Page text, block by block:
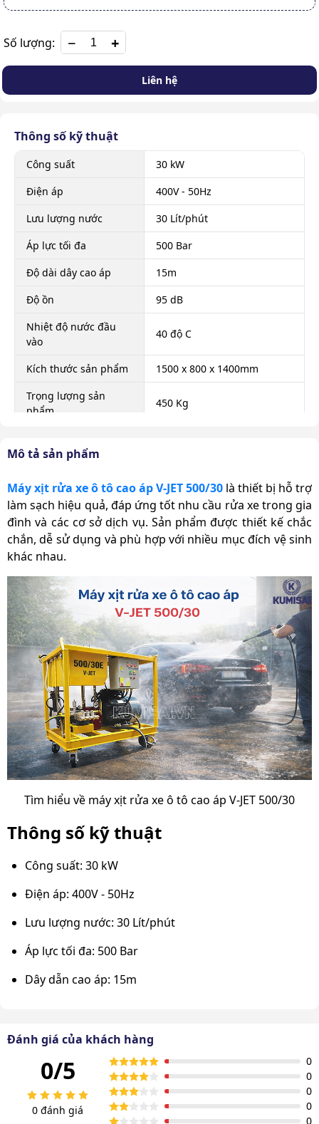
Số lượng: +
Liên hệ
Mô tả sản phẩm
Máy xịt rửa xe ô tô cao áp V-JET 500/30 là thiết bị hỗ trợ
làm sạch hiệu quả, đáp ứng tốt nhu cầu rửa xe trong gia
đình và các cơ sở dịch vụ. Sản phẩm được thiết kế chắc
chắn, dễ sử dụng và phù hợp với nhiều mục đích vệ sinh
khác nhau.
Tìm hiểu về máy xịt rửa xe ô tô cao áp V-JET 500/30
Thông số kỹ thuật
Công suất: 30 kW
Điện áp: 400V - 50Hz
Lưu lượng nước: 30 Lít/phút
Áp lực tối đa: 500 Bar
Dây dẫn cao áp: 15m
Nhiệt độ nước đầu vào: 40 độ C
Kích thước máy: 1500 x 800 x 1400mm
Trọng lượng máy: 450 Kg
Thông số kỹ thuật
Công suất
30 kW
Điện áp
400V - 50Hz
Lưu lượng nước
30 Lít/phút
Áp lực tối đa
500 Bar
Độ dài dây cao áp
15m
Độ ồn
95 dB
Nhiệt độ nước đầu
vào
40 độ C
Kích thước sản phẩm
1500 x 800 x 1400mm
Trọng lượng sản
phẩm
450 Kg
Đánh giá của khách hàng
0/5
0 đánh giá
0
0
0
0
0